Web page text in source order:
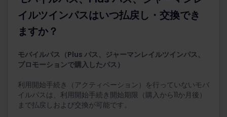
イルツインパスはいつ払戻し・交換でき
ますか？
モバイルパス（Plus パス、ジャーマンレイルツインパス、
プロモーションで購入したパス）
利用開始手続き（アクティベーション）を行っていないモバ
イルパスは、利用開始手続き開始期限（購入から11か月後）
まで払戻しおよび交換が可能です。